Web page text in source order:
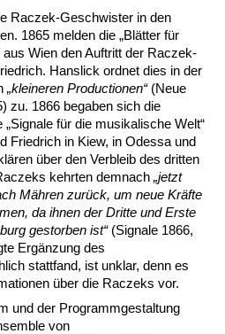
Raczek-Geschwister in den
1865 melden die „Blätter für
Wien den Auftritt der Raczek-
Hanslick ordnet dies in der
„kleineren Productionen“(Neue
zu. 1866 begaben sich die
für die musikalische Welt“
Friedrich in Kiew, in Odessa und
über den Verbleib des dritten
kehrten demnach „jetzt
Mähren zurück, um neue Kräfte
da ihnen der Dritte und Erste
gestorben ist“ (Signale 1866,
Ergänzung des
stattfand, ist unklar, denn es
über die Raczeks vor.
und der Programmgestaltung
von